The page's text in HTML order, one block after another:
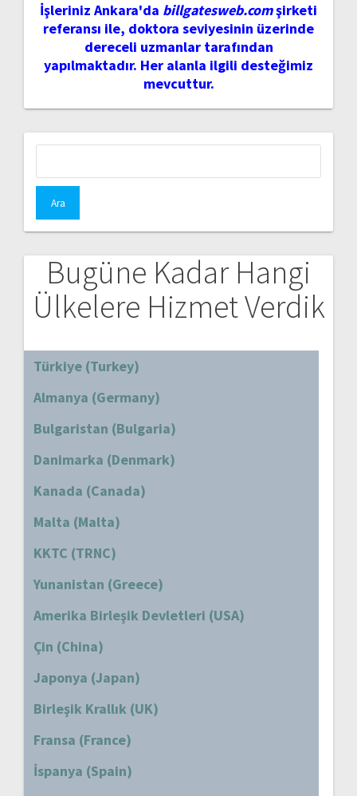
İşleriniz Ankara'da billgatesweb.comşirketi
referansı ile, doktora seviyesinin üzerinde
dereceli uzmanlar tarafından
yapılmaktadır. Her alanla ilgili desteğimiz
mevcuttur.
Bugüne Kadar Hangi
Ülkelere Hizmet Verdik
Türkiye (Turkey)
Almanya (Germany)
Bulgaristan (Bulgaria)
Danimarka (Denmark)
Kanada (Canada)
Malta (Malta)
KKTC (TRNC)
Yunanistan (Greece)
Amerika Birleşik Devletleri (USA)
Çin (China)
Japonya (Japan)
Birleşik Krallık (UK)
Fransa (France)
İspanya (Spain)